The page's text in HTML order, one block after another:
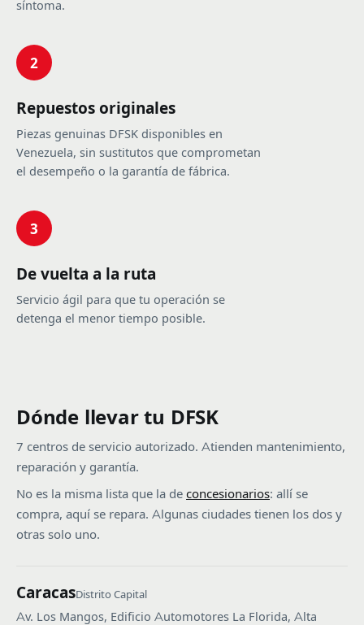
síntoma.
2
Repuestos originales
Piezas genuinas DFSK disponibles en
Venezuela, sin sustitutos que comprometan
el desempeño o la garantía de fábrica.
3
De vuelta a la ruta
Servicio ágil para que tu operación se
detenga el menor tiempo posible.
Dónde llevar tu DFSK
7 centros de servicio autorizado. Atienden mantenimiento,
reparación y garantía.
No es la misma lista que la de concesionarios: allí se
compra, aquí se repara. Algunas ciudades tienen los dos y
otras solo uno.
CaracasDistrito Capital
Av. Los Mangos, Edificio Automotores La Florida, Alta